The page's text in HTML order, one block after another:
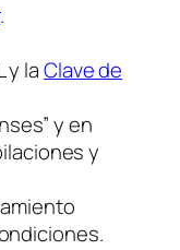
.
y laClave de
y en
y